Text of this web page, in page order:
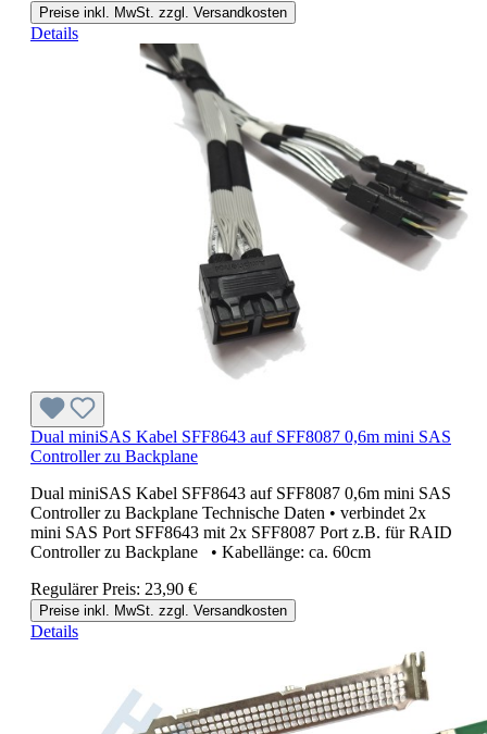
Preise inkl. MwSt. zzgl. Versandkosten
Details
Dual miniSAS Kabel SFF8643 auf SFF8087 0,6m mini SAS
Controller zu Backplane
Dual miniSAS Kabel SFF8643 auf SFF8087 0,6m mini SAS
Controller zu Backplane Technische Daten • verbindet 2x
mini SAS Port SFF8643 mit 2x SFF8087 Port z.B. für RAID
Controller zu Backplane • Kabellänge: ca. 60cm
Regulärer Preis: 23,90 €
Preise inkl. MwSt. zzgl. Versandkosten
Details